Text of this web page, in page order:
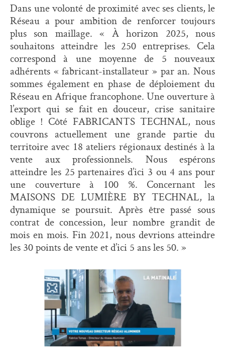
Dans une volonté de proximité avec ses clients, le
Réseau a pour ambition de renforcer toujours
plus son maillage. « À horizon 2025, nous
souhaitons atteindre les 250 entreprises. Cela
correspond à une moyenne de 5 nouveaux
adhérents « fabricant-installateur » par an. Nous
sommes également en phase de déploiement du
Réseau en Afrique francophone. Une ouverture à
l’export qui se fait en douceur, crise sanitaire
oblige ! Côté FABRICANTS TECHNAL, nous
couvrons actuellement une grande partie du
territoire avec 18 ateliers régionaux destinés à la
vente aux professionnels. Nous espérons
atteindre les 25 partenaires d’ici 3 ou 4 ans pour
une couverture à 100 %. Concernant les
MAISONS DE LUMIÈRE BY TECHNAL, la
dynamique se poursuit. Après être passé sous
contrat de concession, leur nombre grandit de
mois en mois. Fin 2021, nous devrions atteindre
les 30 points de vente et d’ici 5 ans les 50. »